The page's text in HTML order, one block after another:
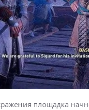
площадка